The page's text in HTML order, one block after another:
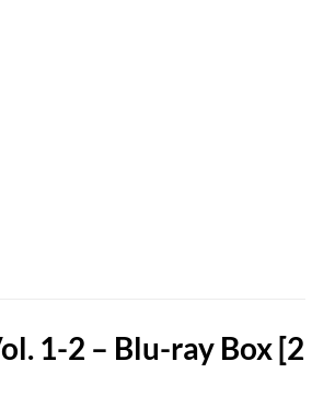
1-2 – Blu-ray Box [2